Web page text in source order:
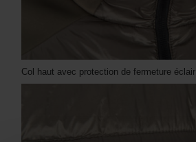
Col haut avec protection de fermeture éclair